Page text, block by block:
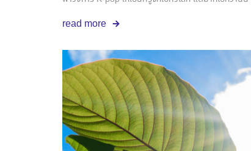
ฉาย . วันนี้เราเลยรวบรวม 10 ผลงาน จาก 10 ศิลปินม
read more